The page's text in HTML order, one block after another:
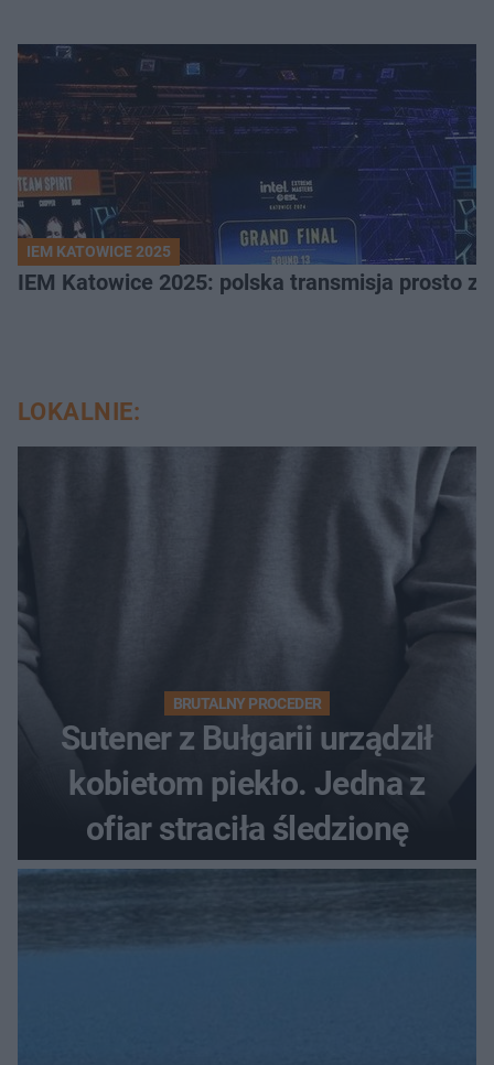
IEM KATOWICE 2025
IEM Katowice 2025: polska transmisja prosto
LOKALNIE:
BRUTALNY PROCEDER
Sutener z Bułgarii urządził
kobietom piekło. Jedna z
ofiar straciła śledzionę